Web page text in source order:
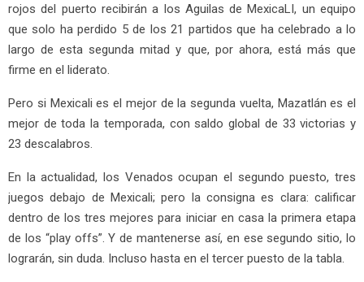
rojos del puerto recibirán a los Aguilas de MexicaLI, un equipo
que solo ha perdido 5 de los 21 partidos que ha celebrado a lo
largo de esta segunda mitad y que, por ahora, está más que
firme en el liderato.
Pero si Mexicali es el mejor de la segunda vuelta, Mazatlán es el
mejor de toda la temporada, con saldo global de 33 victorias y
23 descalabros.
En la actualidad, los Venados ocupan el segundo puesto, tres
juegos debajo de Mexicali; pero la consigna es clara: calificar
dentro de los tres mejores para iniciar en casa la primera etapa
de los “play offs”. Y de mantenerse así, en ese segundo sitio, lo
lograrán, sin duda. Incluso hasta en el tercer puesto de la tabla.